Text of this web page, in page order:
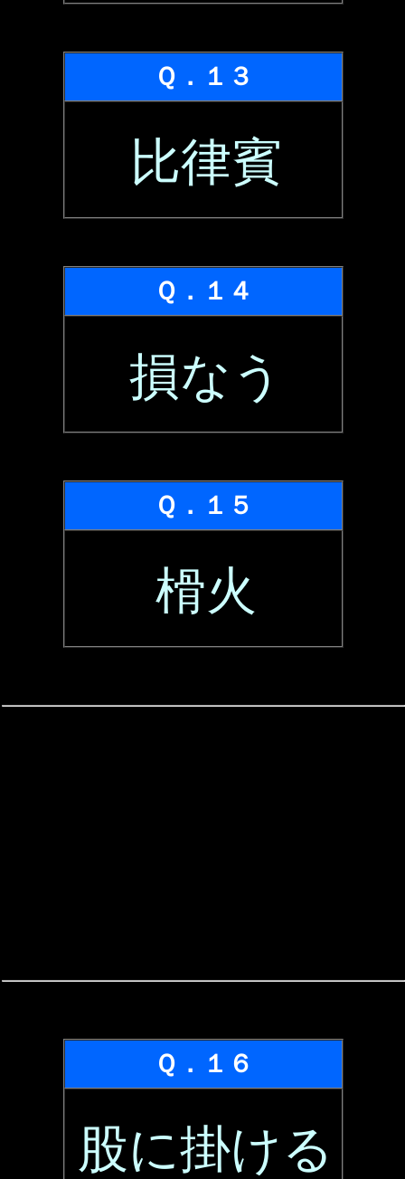
Ｑ．１３
比律賓
Ｑ．１４
損なう
Ｑ．１５
榾火
Ｑ．１６
股に掛ける